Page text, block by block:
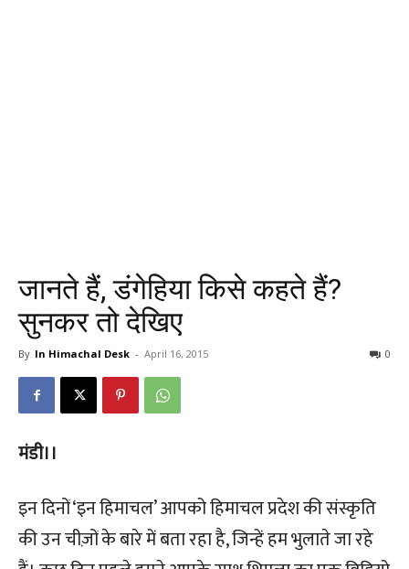
जानते हैं, डंगेहिया किसे कहते हैं?
सुनकर तो देखिए
By In Himachal Desk - April 16, 2015 0
मंडी।।
इन दिनों ‘इन हिमाचल’ आपको हिमाचल प्रदेश की संस्कृति
की उन चीज़ों के बारे में बता रहा है, जिन्हें हम भुलाते जा रहे